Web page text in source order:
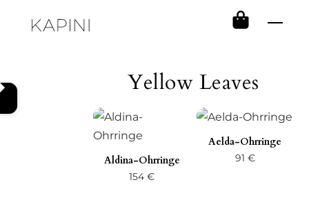
Yellow Leaves
Aldina-Ohrringe
154€
Aelda-Ohrringe
91 €